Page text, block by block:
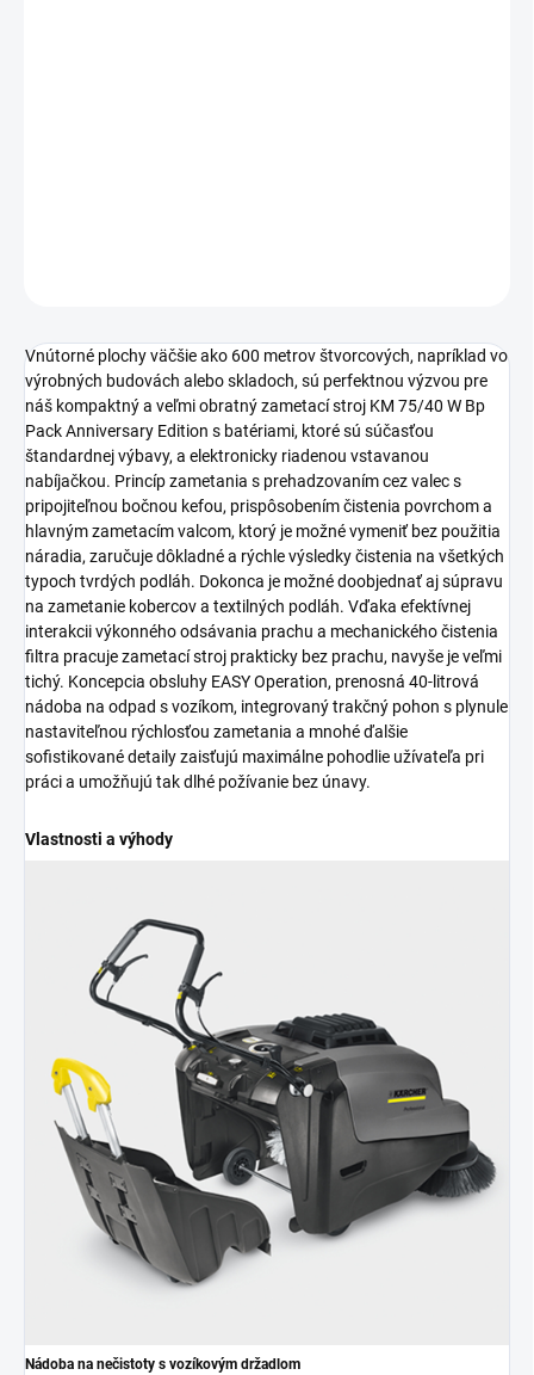
Vnútorné plochy väčšie ako 600 metrov štvorcových, napríklad vo
výrobných budovách alebo skladoch, sú perfektnou výzvou pre
náš kompaktný a veľmi obratný zametací stroj KM 75/40 W Bp
Pack Anniversary Edition s batériami, ktoré sú súčasťou
štandardnej výbavy, a elektronicky riadenou vstavanou
nabíjačkou. Princíp zametania s prehadzovaním cez valec s
pripojiteľnou bočnou kefou, prispôsobením čistenia povrchom a
hlavným zametacím valcom, ktorý je možné vymeniť bez použitia
náradia, zaručuje dôkladné a rýchle výsledky čistenia na všetkých
typoch tvrdých podláh. Dokonca je možné doobjednať aj súpravu
na zametanie kobercov a textilných podláh. Vďaka efektívnej
interakcii výkonného odsávania prachu a mechanického čistenia
filtra pracuje zametací stroj prakticky bez prachu, navyše je veľmi
tichý. Koncepcia obsluhy EASY Operation, prenosná 40-litrová
nádoba na odpad s vozíkom, integrovaný trakčný pohon s plynule
nastaviteľnou rýchlosťou zametania a mnohé ďalšie
sofistikované detaily zaisťujú maximálne pohodlie užívateľa pri
práci a umožňujú tak dlhé požívanie bez únavy.
Vlastnosti a výhody
Nádoba na nečistoty s vozíkovým držadlom